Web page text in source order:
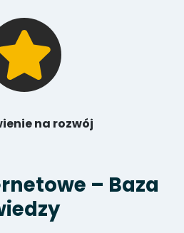
na rozwój
– Baza